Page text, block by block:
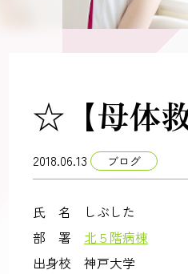
☆【母体
2018.06.13 ブログ
氏 名 しぶした
部 署 北５階病棟
出身校 神戸大学